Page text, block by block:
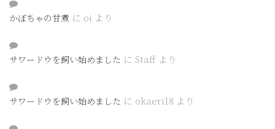
かぼちゃの甘煮 に oi より
サワードウを飼い始めました に Staffより
サワードウを飼い始めました に okaeri18 より